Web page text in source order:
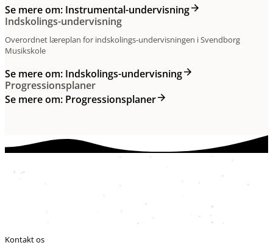
Se mere om: Instrumental-undervisning
Indskolings-undervisning
Overordnet læreplan for indskolings-undervisningen i Svendborg
Musikskole
Se mere om: Indskolings-undervisning
Progressionsplaner
Se mere om: Progressionsplaner
Kontakt os